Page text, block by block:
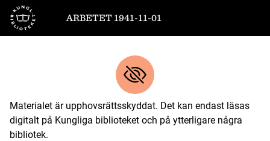
Till startsidan
ARBETET 1941-11-01
Materialet är upphovsrättsskyddat. Det kan endast läsas
digitalt på Kungliga biblioteket och på ytterligare några
bibliotek.